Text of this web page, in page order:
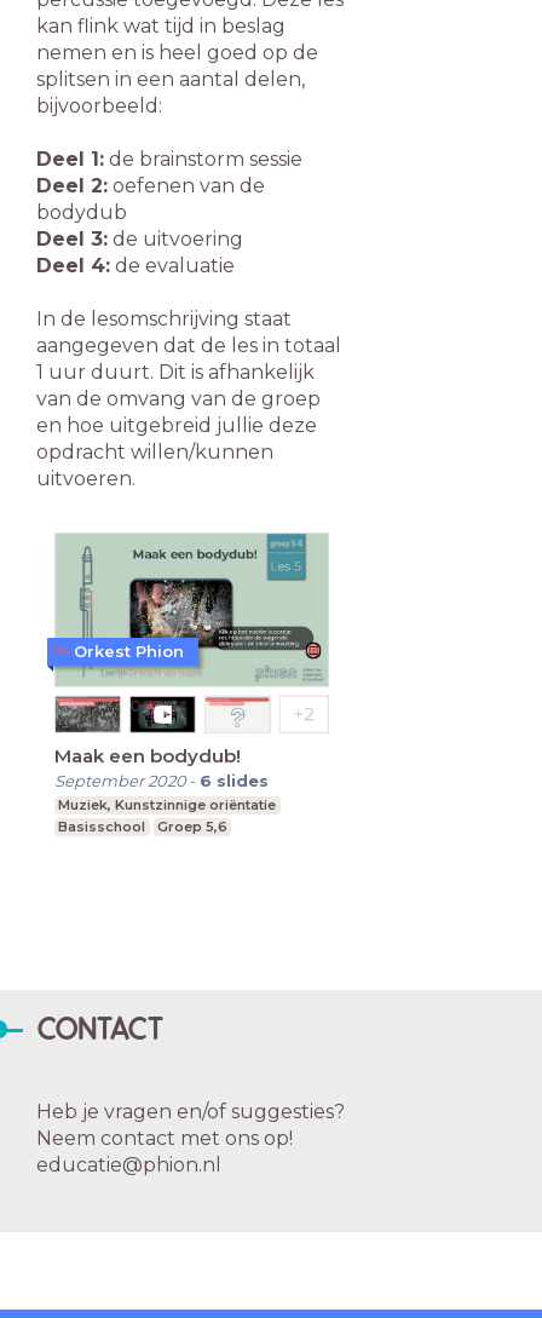
kan flink wat tijd in beslag
nemen en is heel goed op de
splitsen in een aantal delen,
bijvoorbeeld:
Deel 1: de brainstorm sessie
Deel 2: oefenen van de
bodydub
Deel 3: de uitvoering
Deel 4: de evaluatie
In de lesomschrijving staat
aangegeven dat de les in totaal
1 uur duurt. Dit is afhankelijk
van de omvang van de groep
en hoe uitgebreid jullie deze
opdracht willen/kunnen
uitvoeren.
Maak een bodydub!
September 2020- 6 slides
Muziek, Kunstzinnige oriëntatie
Basisschool
Groep 5,6
Orkest Phion
CONTACT
Heb je vragen en/of suggesties?
Neem contact met ons op!
educatie@phion.nl